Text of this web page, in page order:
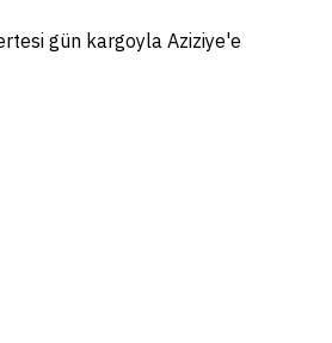
gün kargoyla Aziziye'e